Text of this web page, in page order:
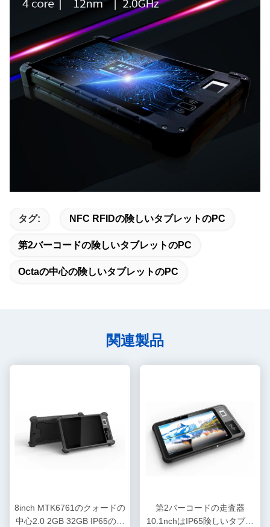
タグ: NFC RFIDの険しいタブレットのPC
第2バーコードの険しいタブレットのPC
Octaの中心の険しいタブレットのPC
関連製品
8inch MTK6761のクォードの
中心2.0 2GB 32GB IP65の防
第2バーコードの走査器
10.1nchはIP65険しいタブレ